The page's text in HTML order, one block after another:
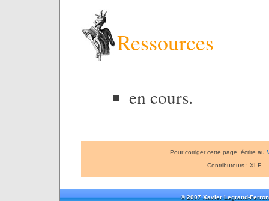
Ressources
en cours.
Pour corriger cette page, écrire au
Contributeurs : XLF
© 2007 Xavier Legrand-